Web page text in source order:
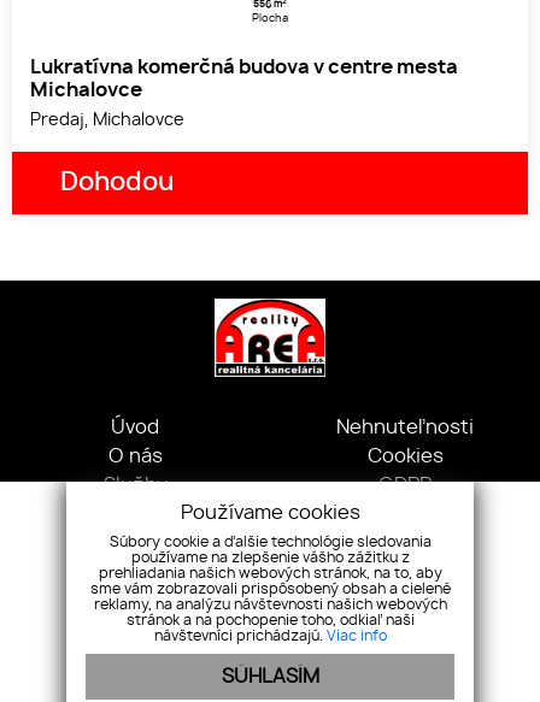
556 m
Plocha
Lukratívna komerčná budova v centre mesta
Michalovce
Predaj, Michalovce
Dohodou
Úvod
O nás
Služby
Nehnuteľnosti
Cookies
GDPR
Kpt. Nálepku, 1072/20 Michalovce 071 01, Slovensko
+421 919 078 018
areareality.asistentka@gmail.com
Pridajte si nás
Používame cookies
Súbory cookie a ďalšie technológie sledovania
používame na zlepšenie vášho zážitku z
prehliadania našich webových stránok, na to, aby
sme vám zobrazovali prispôsobený obsah a cielené
reklamy, na analýzu návštevnosti našich webových
stránok a na pochopenie toho, odkiaľ naši
návštevníci prichádzajú. Viac info
SÚHLASÍM